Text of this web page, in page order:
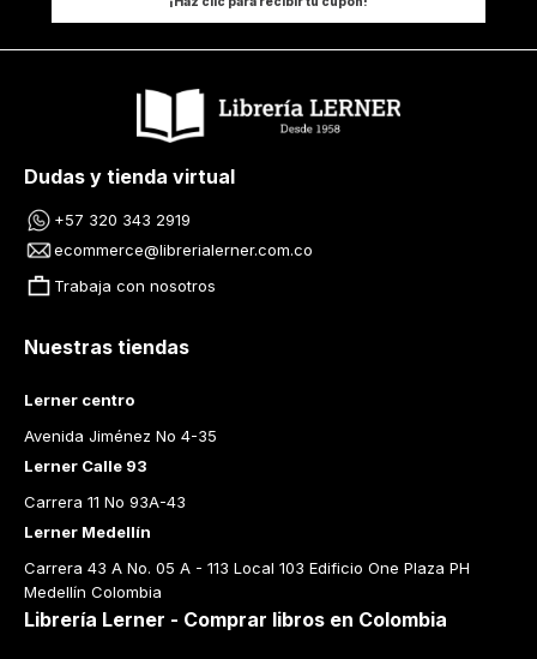
Dudas y tienda virtual
+57 320 343 2919
ecommerce@librerialerner.com.co
Trabaja con nosotros
Nuestras tiendas
Lerner centro
Avenida Jiménez No 4-35
Lerner Calle 93
Carrera 11 No 93A-43
Lerner Medellín
Carrera 43 A No. 05 A - 113 Local 103 Edificio One Plaza PH
Medellín Colombia
Librería Lerner - Comprar libros en Colombia